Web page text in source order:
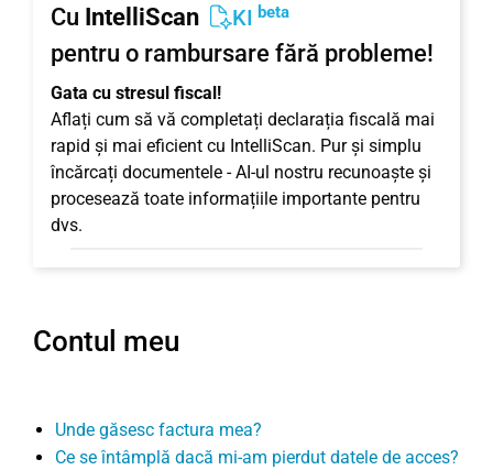
Cu IntelliScan KI beta
pentru o rambursare fără probleme!
Gata cu stresul fiscal!
Aflați cum să vă completați declarația fiscală mai
rapid și mai eficient cu IntelliScan. Pur și simplu
încărcați documentele - AI-ul nostru recunoaște și
procesează toate informațiile importante pentru
dvs.
Contul meu
Unde găsesc factura mea?
Ce se întâmplă dacă mi-am pierdut datele de acces?